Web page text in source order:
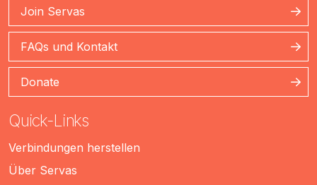
Join Servas
FAQs und Kontakt
Donate
Quick-Links
Verbindungen herstellen
Über Servas